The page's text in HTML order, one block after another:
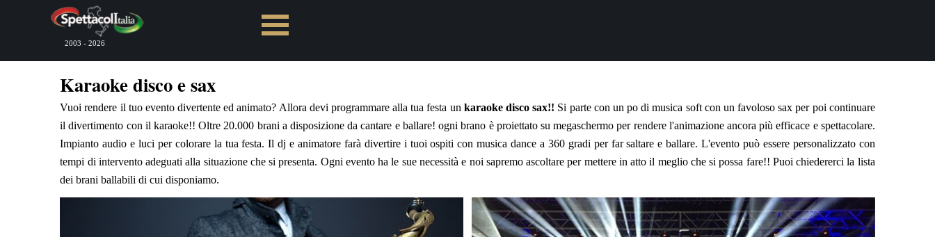
Vai ai contenuti
2003 - 2026
Karaoke disco e sax
Vuoi rendere il tuo evento divertente ed animato? Allora devi programmare alla tua festa un karaoke disco sax!! Si parte con un po di musica soft con un favoloso sax per poi continuare
il divertimento con il karaoke!! Oltre 20.000 brani a disposizione da cantare e ballare! ogni brano è proiettato su megaschermo per rendere l'animazione ancora più efficace e spettacolare.
Impianto audio e luci per colorare la tua festa. Il dj e animatore farà divertire i tuoi ospiti con musica dance a 360 gradi per far saltare e ballare. L'evento può essere personalizzato con
tempi di intervento adeguati alla situazione che si presenta. Ogni evento ha le sue necessità e noi sapremo ascoltare per mettere in atto il meglio che si possa fare!! Puoi chiedererci la lista
dei brani ballabili di cui disponiamo.